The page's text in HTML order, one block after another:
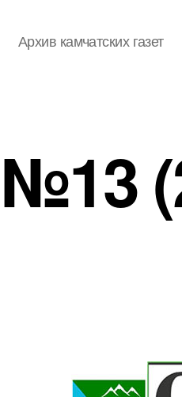
Архив камчатских газет
№13